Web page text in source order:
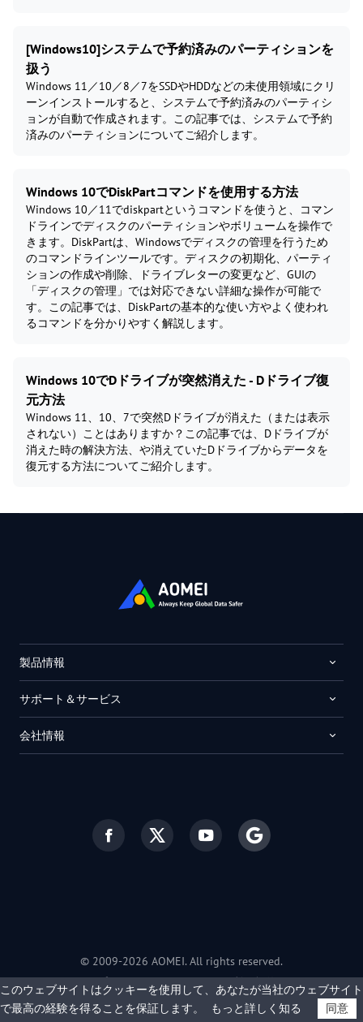
[Windows10]システムで予約済みのパーティションを
扱う
Windows 11／10／8／7をSSDやHDDなどの未使用領域にクリ
ーンインストールすると、システムで予約済みのパーティシ
ョンが自動で作成されます。この記事では、システムで予約
済みのパーティションについてご紹介します。
Windows 10でDiskPartコマンドを使用する方法
Windows 10／11でdiskpartというコマンドを使うと、コマン
ドラインでディスクのパーティションやボリュームを操作で
きます。DiskPartは、Windowsでディスクの管理を行うため
のコマンドラインツールです。ディスクの初期化、パーティ
ションの作成や削除、ドライブレターの変更など、GUIの
「ディスクの管理」では対応できない詳細な操作が可能で
す。この記事では、DiskPartの基本的な使い方やよく使われ
るコマンドを分かりやすく解説します。
Windows 10でDドライブが突然消えた - Dドライブ復
元方法
Windows 11、10、7で突然Dドライブが消えた（または表示
されない）ことはありますか？この記事では、Dドライブが
消えた時の解決方法、や消えていたDドライブからデータを
復元する方法についてご紹介します。
製品情報
サポート＆サービス
会社情報
© 2009-2026 AOMEI. All rights reserved.
プライバシーポリシー
| 利用規約
このウェブサイトはクッキーを使用して、あなたが当社のウェブサイト
で最高の経験を得ることを保証します。
もっと詳しく知る 同意